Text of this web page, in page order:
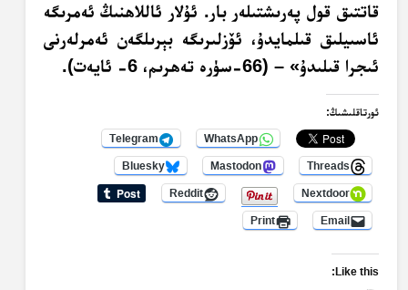
قاتتىق قول پەرىشتىلەر بار. ئۇلار ئاللاھنىڭ ئەمرىگە
ئاسىيلىق قىلمايدۇ، ئۆزلىرىگە بېرىلگەن ئەمرلەرنى
ئىجرا قىلىدۇ» – (66-سۈرە تەھرىم، 6- ئايەت).
ئورتاقلىشىڭ:
WhatsApp
Telegram
Threads
Mastodon
Bluesky
Nextdoor
Reddit
Email
Print
Like this: